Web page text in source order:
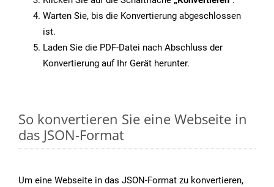
Warten Sie, bis die Konvertierung abgeschlossen
ist.
Laden Sie die PDF-Datei nach Abschluss der
Konvertierung auf Ihr Gerät herunter.
So konvertieren Sie eine Webseite in
das JSON-Format
Um eine Webseite in das JSON-Format zu konvertieren,